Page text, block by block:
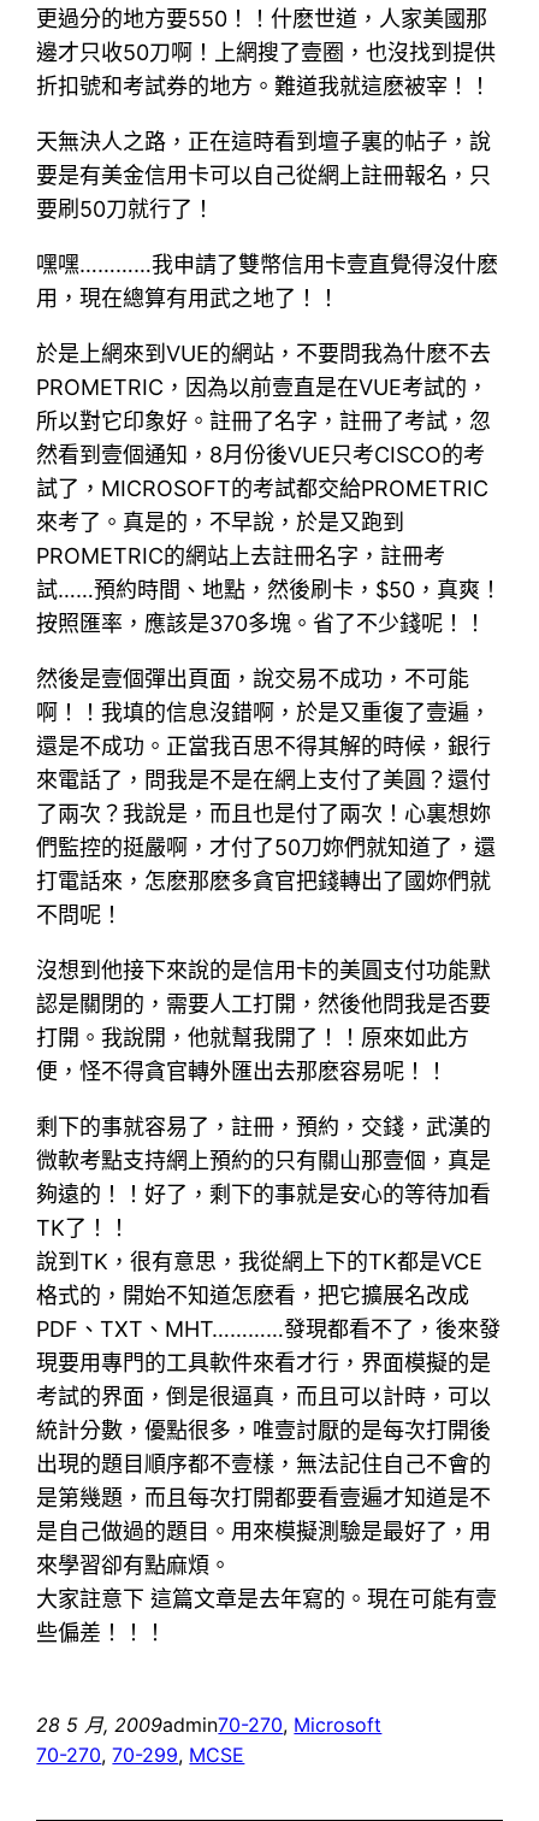
更過分的地方要550！！什麽世道，人家美國那
邊才只收50刀啊！上網搜了壹圈，也沒找到提供
折扣號和考試券的地方。難道我就這麽被宰！！
天無決人之路，正在這時看到壇子裏的帖子，說
要是有美金信用卡可以自己從網上註冊報名，只
要刷50刀就行了！
嘿嘿…………我申請了雙幣信用卡壹直覺得沒什麽
用，現在總算有用武之地了！！
於是上網來到VUE的網站，不要問我為什麽不去
PROMETRIC，因為以前壹直是在VUE考試的，
所以對它印象好。註冊了名字，註冊了考試，忽
然看到壹個通知，8月份後VUE只考CISCO的考
試了，MICROSOFT的考試都交給PROMETRIC
來考了。真是的，不早說，於是又跑到
PROMETRIC的網站上去註冊名字，註冊考
試……預約時間、地點，然後刷卡，$50，真爽！
按照匯率，應該是370多塊。省了不少錢呢！！
然後是壹個彈出頁面，說交易不成功，不可能
啊！！我填的信息沒錯啊，於是又重復了壹遍，
還是不成功。正當我百思不得其解的時候，銀行
來電話了，問我是不是在網上支付了美圓？還付
了兩次？我說是，而且也是付了兩次！心裏想妳
們監控的挺嚴啊，才付了50刀妳們就知道了，還
打電話來，怎麽那麽多貪官把錢轉出了國妳們就
不問呢！
沒想到他接下來說的是信用卡的美圓支付功能默
認是關閉的，需要人工打開，然後他問我是否要
打開。我說開，他就幫我開了！！原來如此方
便，怪不得貪官轉外匯出去那麽容易呢！！
剩下的事就容易了，註冊，預約，交錢，武漢的
微軟考點支持網上預約的只有關山那壹個，真是
夠遠的！！好了，剩下的事就是安心的等待加看
TK了！！
說到TK，很有意思，我從網上下的TK都是VCE
格式的，開始不知道怎麽看，把它擴展名改成
PDF、TXT、MHT…………發現都看不了，後來發
現要用專門的工具軟件來看才行，界面模擬的是
考試的界面，倒是很逼真，而且可以計時，可以
統計分數，優點很多，唯壹討厭的是每次打開後
出現的題目順序都不壹樣，無法記住自己不會的
是第幾題，而且每次打開都要看壹遍才知道是不
是自己做過的題目。用來模擬測驗是最好了，用
來學習卻有點麻煩。
大家註意下 這篇文章是去年寫的。現在可能有壹
些偏差！！！
28 5 月, 2009admin70-270, Microsoft
70-270, 70-299, MCSE